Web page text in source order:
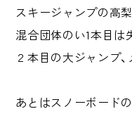
スキージャンプの高梨
混合団体のい1本目は
２本目の大ジャンプ
あとはスノーボード